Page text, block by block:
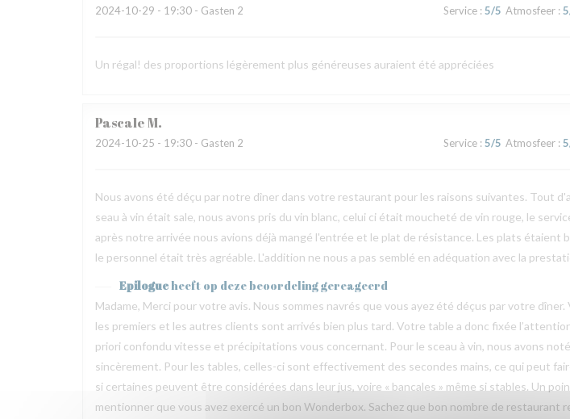
2024-10-29 - 19:30 - Gasten 2 Service: 5/5 Atmosfeer: 5
Un régal! des proportions légèrement plus généreuses auraient été appréciées
PascaleM
2024-10-25 - 19:30 - Gasten 2 Service: 5/5 Atmosfeer: 5
Nous avons été déçu par notre dîner dans votre restaurant pour les raisons suivantes. Tout
seau à vin était sale, nous avons pris du vin blanc, celui ci était moucheté de vin rouge, le
après notre arrivée nous avions déjà mangé l'entrée et le plat de résistance. Les plats étaient
le personnel était très agréable. L'addition ne nous a pas semblé en adéquation avec la
Epilogueheeft op deze beoordeling gereageerd
Madame, Merci pour votre avis. Nous sommes navrés que vous ayez été déçus par votre
les premiers et les autres clients sont arrivés bien plus tard. Votre table a donc fixée
priori confondu vitesse et précipitations vous concernant. Pour le sceau à vin, nous avons
sincèrement. Pour les tables, celles-ci sont effectivement des secondes mains, ce qui peut
si certaines peuvent être considérées dans leur jus, voire « bancales » même si stables. Un
mentionner que vous avez exercé un bon Wonderbox. Sachez que bon nombre de restaurant